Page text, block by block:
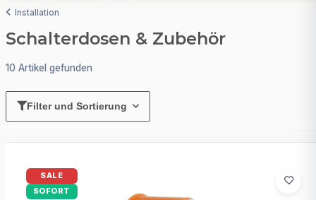
Installation
Schalterdosen & Zubehör
10 Artikel gefunden
Filter und Sortierung
SALE
SOFORT